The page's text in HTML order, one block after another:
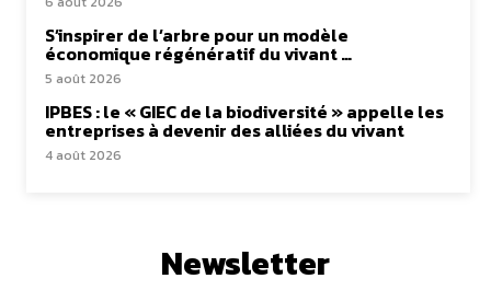
S’inspirer de l’arbre pour un modèle
économique régénératif du vivant …
5 août 2026
IPBES : le « GIEC de la biodiversité » appelle les
entreprises à devenir des alliées du vivant
4 août 2026
Newsletter